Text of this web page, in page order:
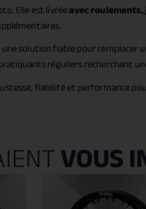
Elle est livréeavec
solution fiable pour remplacer
réguliers recherchant
fiabilité et performance
VOUS